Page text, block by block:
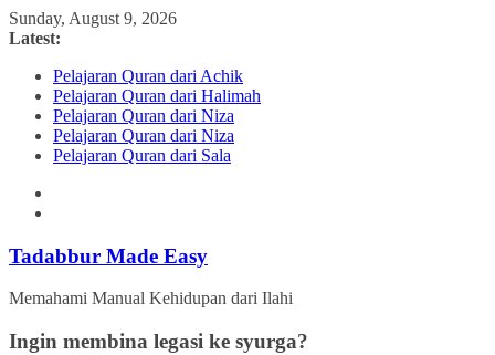
Skip
to
Sunday, August 9, 2026
Latest:
Pelajaran Quran dari Achik
Pelajaran Quran dari Halimah
Pelajaran Quran dari Niza
Pelajaran Quran dari Niza
Pelajaran Quran dari Sala
Tadabbur Made Easy
Memahami Manual Kehidupan dari Ilahi
Ingin membina legasi ke syurga?